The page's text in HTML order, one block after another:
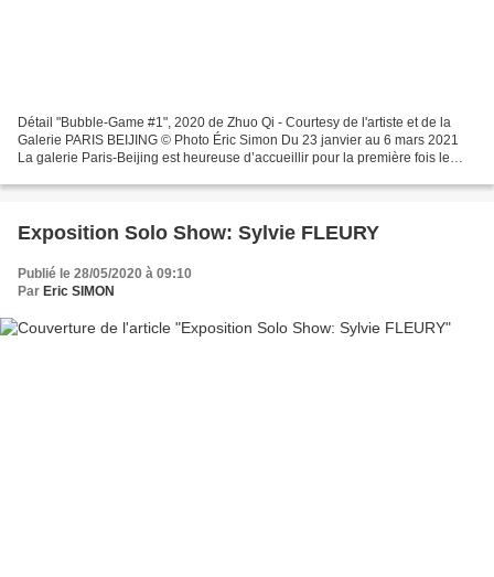
Détail "Bubble-Game #1", 2020 de Zhuo Qi - Courtesy de l'artiste et de la
Galerie PARIS BEIJING © Photo Éric Simon Du 23 janvier au 6 mars 2021
La galerie Paris-Beijing est heureuse d’accueillir pour la première fois le
Exposition Solo Show: Sylvie FLEURY
Publié le 28/05/2020 à 09:10
Par Eric SIMON